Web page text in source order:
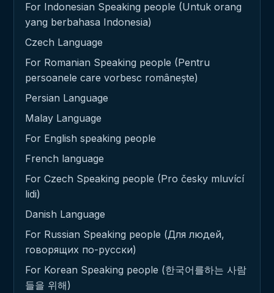
For Indonesian Speaking people (Untuk orang
yang berbahasa Indonesia)
Czech Language
For Romanian Speaking people (Pentru
persoanele care vorbesc românește)
Persian Language
Malay Language
For English speaking people
French language
For Czech Speaking people (Pro česky mluvící
lidi)
Danish Language
For Russian Speaking people (Для людей,
говорящих по-русски)
For Korean Speaking people (한국어를하는 사람
들을 위해)